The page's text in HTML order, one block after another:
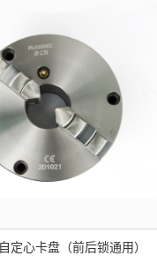
定心卡盘（前后锁通用）